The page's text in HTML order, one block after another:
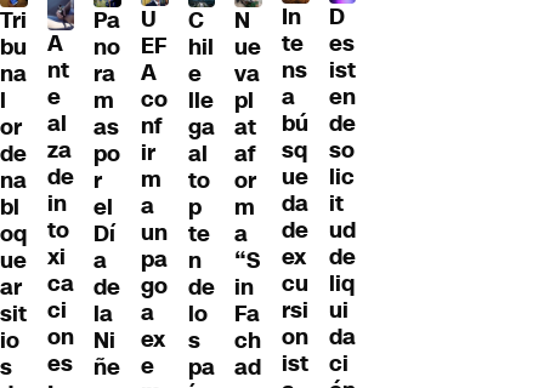
Tri
bu
na
l
or
de
na
bl
oq
ue
ar
sit
io
s
A
nt
e
al
za
de
in
to
xi
ca
ci
on
es
Pa
no
ra
m
as
po
r
el
Dí
a
de
la
Ni
ñe
U
EF
A
co
nf
ir
m
a
un
pa
go
a
ex
e
C
hil
e
lle
ga
al
to
p
te
n
de
lo
s
pa
N
ue
va
pl
at
af
or
m
a
“S
in
Fa
ch
ad
In
te
ns
a
bú
sq
ue
da
de
ex
cu
rsi
on
ist
D
es
ist
en
de
so
lic
it
ud
de
liq
ui
da
ci